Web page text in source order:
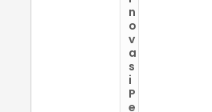
n
o
v
a
s
i
P
e